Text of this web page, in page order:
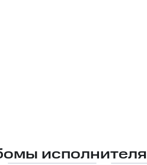
исполнителя